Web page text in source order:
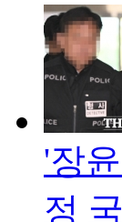
'장
정